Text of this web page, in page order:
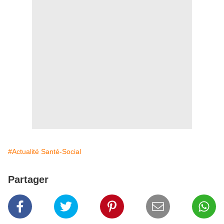
#Actualité Santé-Social
Partager